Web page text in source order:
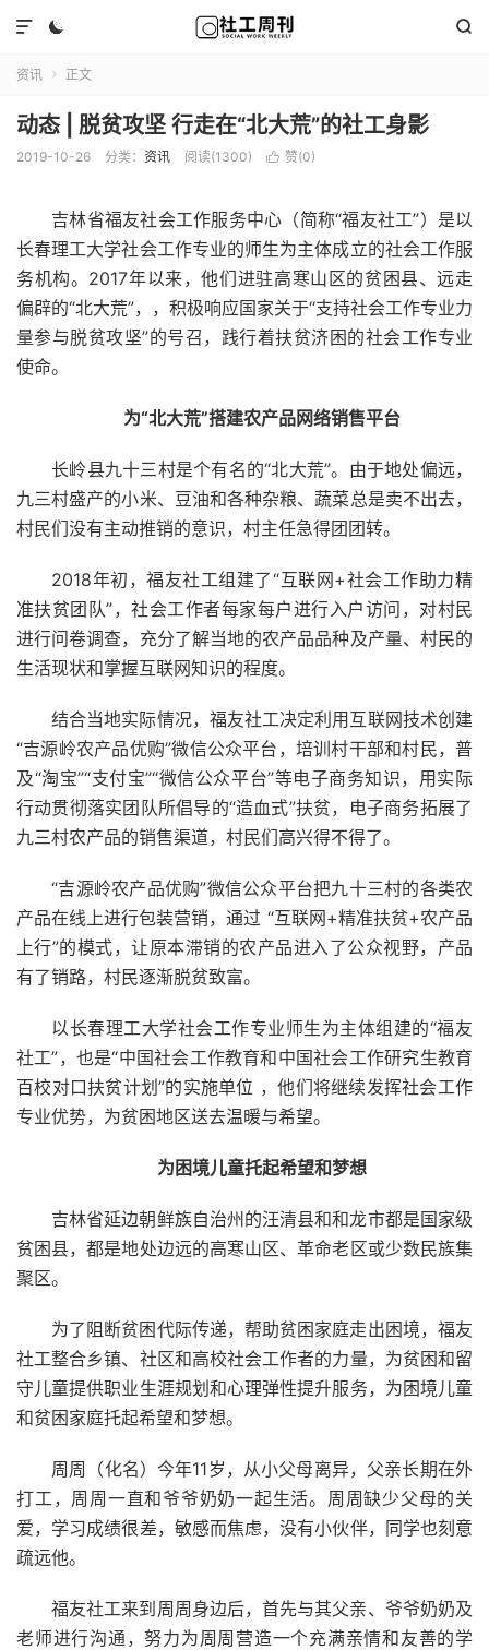
 

资讯  正文
动态 | 脱贫攻坚 行走在“北大荒”的社工身影
2019-10-26 分类： 资讯 阅读(1300)  赞(0)
吉林省福友社会工作服务中心（简称“福友社工”）是以
长春理工大学社会工作专业的师生为主体成立的社会工作服
务机构。2017年以来，他们进驻高寒山区的贫困县、远走
偏辟的“北大荒”，，积极响应国家关于“支持社会工作专业力
量参与脱贫攻坚”的号召，践行着扶贫济困的社会工作专业
使命。
为“北大荒”搭建农产品网络销售平台
长岭县九十三村是个有名的“北大荒”。由于地处偏远，
九三村盛产的小米、豆油和各种杂粮、蔬菜总是卖不出去，
村民们没有主动推销的意识，村主任急得团团转。
2018年初，福友社工组建了“互联网+社会工作助力精
准扶贫团队”，社会工作者每家每户进行入户访问，对村民
进行问卷调查，充分了解当地的农产品品种及产量、村民的
生活现状和掌握互联网知识的程度。
结合当地实际情况，福友社工决定利用互联网技术创建
“吉源岭农产品优购”微信公众平台，培训村干部和村民，普
及“淘宝”“支付宝”“微信公众平台”等电子商务知识，用实际
行动贯彻落实团队所倡导的“造血式”扶贫，电子商务拓展了
九三村农产品的销售渠道，村民们高兴得不得了。
“吉源岭农产品优购”微信公众平台把九十三村的各类农
产品在线上进行包装营销，通过 “互联网+精准扶贫+农产品
上行”的模式，让原本滞销的农产品进入了公众视野，产品
有了销路，村民逐渐脱贫致富。
以长春理工大学社会工作专业师生为主体组建的“福友
社工”，也是“中国社会工作教育和中国社会工作研究生教育
百校对口扶贫计划”的实施单位 ，他们将继续发挥社会工作
专业优势，为贫困地区送去温暖与希望。
为困境儿童托起希望和梦想
吉林省延边朝鲜族自治州的汪清县和和龙市都是国家级
贫困县，都是地处边远的高寒山区、革命老区或少数民族集
聚区。
为了阻断贫困代际传递，帮助贫困家庭走出困境，福友
社工整合乡镇、社区和高校社会工作者的力量，为贫困和留
守儿童提供职业生涯规划和心理弹性提升服务，为困境儿童
和贫困家庭托起希望和梦想。
周周（化名）今年11岁，从小父母离异，父亲长期在外
打工，周周一直和爷爷奶奶一起生活。周周缺少父母的关
爱，学习成绩很差，敏感而焦虑，没有小伙伴，同学也刻意
疏远他。
福友社工来到周周身边后，首先与其父亲、爷爷奶奶及
老师进行沟通，努力为周周营造一个充满亲情和友善的学